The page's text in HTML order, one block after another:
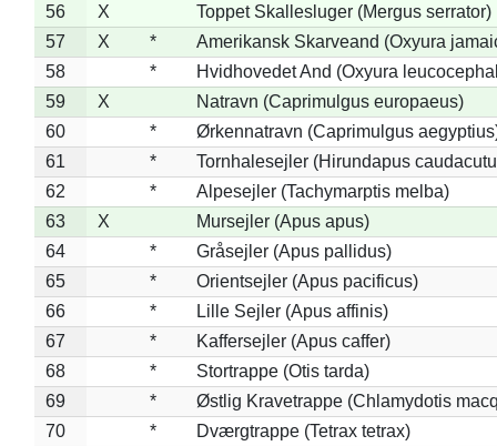
56
X
Toppet Skallesluger (Mergus serrator)
57
X *
Amerikansk Skarveand (Oxyura
58
*
Hvidhovedet And (Oxyura
59
X
Natravn (Caprimulgus europaeus)
60
*
Ørkennatravn (Caprimulgus
61
*
Tornhalesejler (Hirundapus
62
*
Alpesejler (Tachymarptis melba)
63
X
Mursejler (Apus apus)
64
*
Gråsejler (Apus pallidus)
65
*
Orientsejler (Apus pacificus)
66
*
Lille Sejler (Apus affinis)
67
*
Kaffersejler (Apus caffer)
68
*
Stortrappe (Otis tarda)
69
*
Østlig Kravetrappe (Chlamydotis
70
*
Dværgtrappe (Tetrax tetrax)